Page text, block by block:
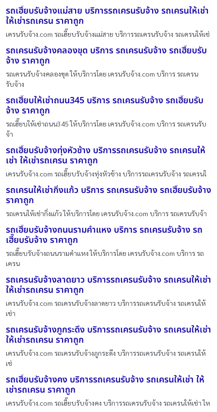
รถเฮี๊ยบรับจ้างแม่สาย บริการรถเครนรับจ้าง รถเครนให้เช่า
ให้เช่ารถเครน ราคาถูก
เครนรับจ้าง.com รถเฮี๊ยบรับจ้างแม่สาย บริการรถเครนรับจ้าง รถเครนให้เช่
รถเครนรับจ้างคลองขุด บริการ รถเครนรับจ้าง รถเฮี๊ยบรับ
จ้าง ราคาถูก
รถเครนรับจ้างคลองขุด ให้บริการโดย เครนรับจ้าง.com บริการ รถเครน
รับจ้าง
รถเฮี๊ยบให้เช่าถนน345 บริการ รถเครนรับจ้าง รถเฮี๊ยบรับ
จ้าง ราคาถูก
รถเฮี๊ยบให้เช่าถนน345 ให้บริการโดย เครนรับจ้าง.com บริการ รถเครนรับ
จ้า
รถเฮี๊ยบรับจ้างทุ่งหัวช้าง บริการรถเครนรับจ้าง รถเครนให้
เช่า ให้เช่ารถเครน ราคาถูก
เครนรับจ้าง.com รถเฮี๊ยบรับจ้างทุ่งหัวช้าง บริการรถเครนรับจ้าง รถเครนใ
รถเครนให้เช่ากิ่งแก้ว บริการ รถเครนรับจ้าง รถเฮี๊ยบรับจ้าง
ราคาถูก
รถเครนให้เช่ากิ่งแก้ว ให้บริการโดย เครนรับจ้าง.com บริการ รถเครนรับจ้า
รถเฮี๊ยบรับจ้างถนนรามคําแหง บริการ รถเครนรับจ้าง รถ
เฮี๊ยบรับจ้าง ราคาถูก
รถเฮี๊ยบรับจ้างถนนรามคําแหง ให้บริการโดย เครนรับจ้าง.com บริการ รถ
เครน
รถเครนรับจ้างลาดยาว บริการรถเครนรับจ้าง รถเครนให้เช่า
ให้เช่ารถเครน ราคาถูก
เครนรับจ้าง.com รถเครนรับจ้างลาดยาว บริการรถเครนรับจ้าง รถเครนให้
เช่า
รถเครนรับจ้างภูกระดึง บริการรถเครนรับจ้าง รถเครนให้เช่า
ให้เช่ารถเครน ราคาถูก
เครนรับจ้าง.com รถเครนรับจ้างภูกระดึง บริการรถเครนรับจ้าง รถเครนให้
เช่
รถเฮี๊ยบรับจ้างคง บริการรถเครนรับจ้าง รถเครนให้เช่า ให้
เช่ารถเครน ราคาถูก
เครนรับจ้าง.com รถเฮี๊ยบรับจ้างคง บริการรถเครนรับจ้าง รถเครนให้เช่า ให